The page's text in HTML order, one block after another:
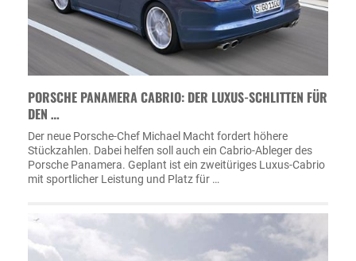
PORSCHE PANAMERA CABRIO: DER LUXUS-SCHLITTEN FÜR
DEN …
Der neue Porsche-Chef Michael Macht fordert höhere
Stückzahlen. Dabei helfen soll auch ein Cabrio-Ableger des
Porsche Panamera. Geplant ist ein zweitüriges Luxus-Cabrio
mit sportlicher Leistung und Platz für …